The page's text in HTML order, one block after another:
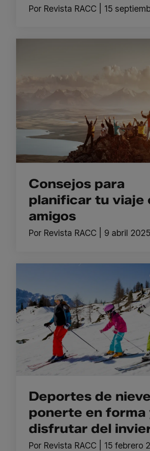
Por Revista RACC 15
Consejos para
planificar tu viaje
amigos
Por Revista RACC 9 abril 2025
Deportes de
ponerte en forma
disfrutar del
Por Revista RACC 15 febrero